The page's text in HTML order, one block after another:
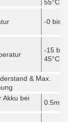
55°C
-0 bis
-15 bis
45°C
& Max.
Akku bei
0.5mΩ